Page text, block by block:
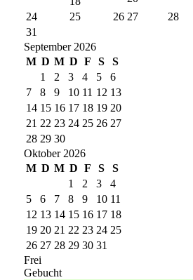
24
25 26 27 28
31
September 2026
M D M D F S
S
1
2 3 4 5
6
7
8 9 10 11 12 13
14 15 16 17 18 19 20
21 22 23 24 25 26 27
28 29 30
Oktober 2026
M D M D F S
S
1
2 3
4
5
6 7 8 9 10 11
12 13 14 15 16 17 18
19 20 21 22 23 24 25
26 27 28 29 30 31
Frei
Gebucht